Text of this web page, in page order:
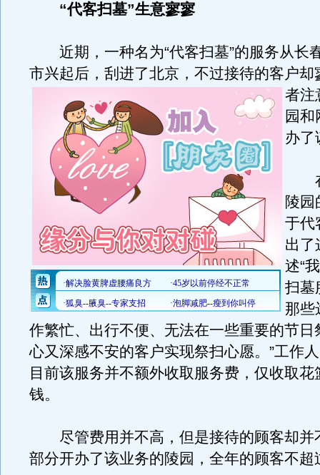
“代客扫墓”生意寥寥
近期，一种名为“代客扫墓”的服务从长
市兴起后，刮进了北京，不过接待的客户却
者注
园
办了
在
陵园
于代
出了
述“
扫墓
那些
作繁忙、出行不便、无法在一些重要的节日
心又深感不安的客户实现祭扫心愿。”工作
目前该服务并不额外收取服务费，仅收取花
钱。
尽管费用并不高，但是接待的顾客却并
部分开办了该业务的陵园，全年的顾客不超